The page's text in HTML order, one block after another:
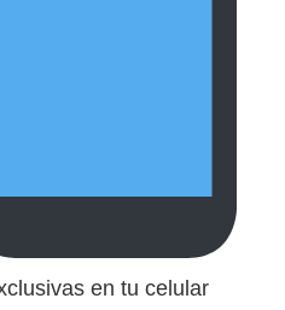
en tu celular